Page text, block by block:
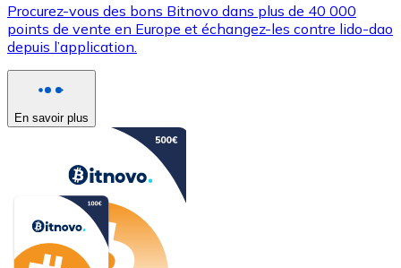
Procurez-vous des bons Bitnovo dans plus de 40 000
points de vente en Europe et échangez-les contre lido-dao
depuis l’application.
En savoir plus